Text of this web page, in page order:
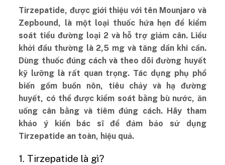
Tirzepatide, được giới thiệu với tên Mounjaro và
Zepbound, là một loại thuốc hứa hẹn để kiểm
soát tiểu đường loại 2 và hỗ trợ giảm cân. Liều
khởi đầu thường là 2,5 mg và tăng dần khi cần.
Dùng thuốc đúng cách và theo dõi đường huyết
kỹ lưỡng là rất quan trọng. Tác dụng phụ phổ
biến gồm buồn nôn, tiêu chảy và hạ đường
huyết, có thể được kiểm soát bằng bù nước, ăn
uống cân bằng và tiêm đúng cách. Hãy tham
khảo ý kiến bác sĩ để đảm bảo sử dụng
Tirzepatide an toàn, hiệu quả.
1. Tirzepatide là gì?